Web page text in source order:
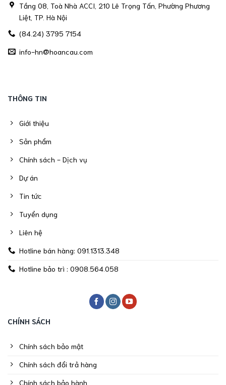
Tầng 08, Toà Nhà ACCI, 210 Lê Trọng Tấn, Phường Phương
Liệt, TP. Hà Nội
(84.24) 3795 7154
info-hn@hoancau.com
THÔNG TIN
Giới thiệu
Sản phẩm
Chính sách - Dịch vụ
Dự án
Tin tức
Tuyển dụng
Liên hệ
Hotline bán hàng: 091.1313.348
Hotline bảo trì : 0908.564.058
CHÍNH SÁCH
Chính sách bảo mật
Chính sách đổi trả hàng
Chính sách bảo hành